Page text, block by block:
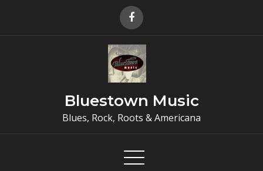
Bluestown Music
Blues, Rock, Roots & Americana